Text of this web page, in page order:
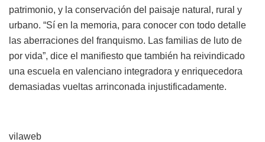
patrimonio, y la conservación del paisaje natural, rural y
urbano. “Sí en la memoria, para conocer con todo detalle
las aberraciones del franquismo. Las familias de luto de
por vida”, dice el manifiesto que también ha reivindicado
una escuela en valenciano integradora y enriquecedora
demasiadas vueltas arrinconada injustificadamente.
vilaweb